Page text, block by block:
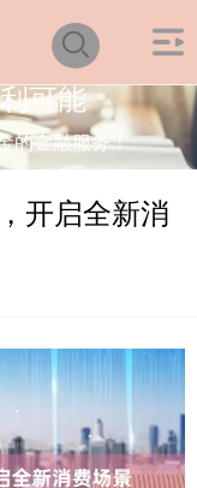
可能
的金融服务！
开启全新消